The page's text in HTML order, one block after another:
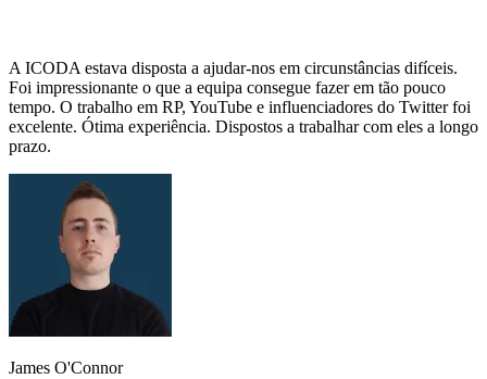
A ICODA estava disposta a ajudar-nos em circunstâncias difíceis.
Foi impressionante o que a equipa consegue fazer em tão pouco
tempo. O trabalho em RP, YouTube e influenciadores do Twitter foi
excelente. Ótima experiência. Dispostos a trabalhar com eles a longo
prazo.
James O'Connor